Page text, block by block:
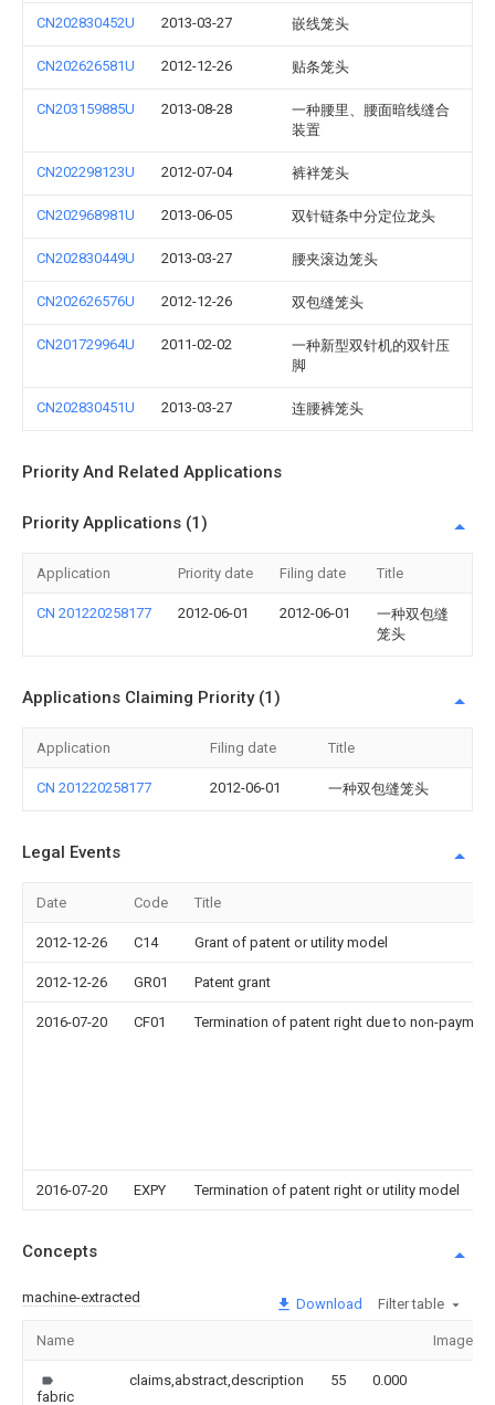
CN202830452U 2013-03-27 嵌线笼头
CN202626581U 2012-12-26 贴条笼头
CN203159885U 2013-08-28
一种腰里、腰面暗线缝合
装置
CN202298123U 2012-07-04 裤袢笼头
CN202968981U 2013-06-05 双针链条中分定位龙头
CN202830449U 2013-03-27 腰夹滚边笼头
CN202626576U 2012-12-26 双包缝笼头
CN201729964U 2011-02-02
一种新型双针机的双针压
脚
CN202830451U 2013-03-27 连腰裤笼头
Priority And Related Applications
Priority Applications (1)
Application Priority date Filing date Title
CN 201220258177 2012-06-01 2012-06-01
一种双包缝
笼头
Applications Claiming Priority (1)
Application Filing date Title
CN 201220258177 2012-06-01 一种双包缝笼头
Legal Events
Date Code Title
2012-12-26 C14 Grant of patent or utility model
2012-12-26 GR01 Patent grant
2016-07-20 CF01 Termination of patent right due to non-
2016-07-20 EXPY Termination of patent right or utility model
Concepts
machine-extracted Download Filter table
Name Image
fabric
claims,abstract,description 55 0.000